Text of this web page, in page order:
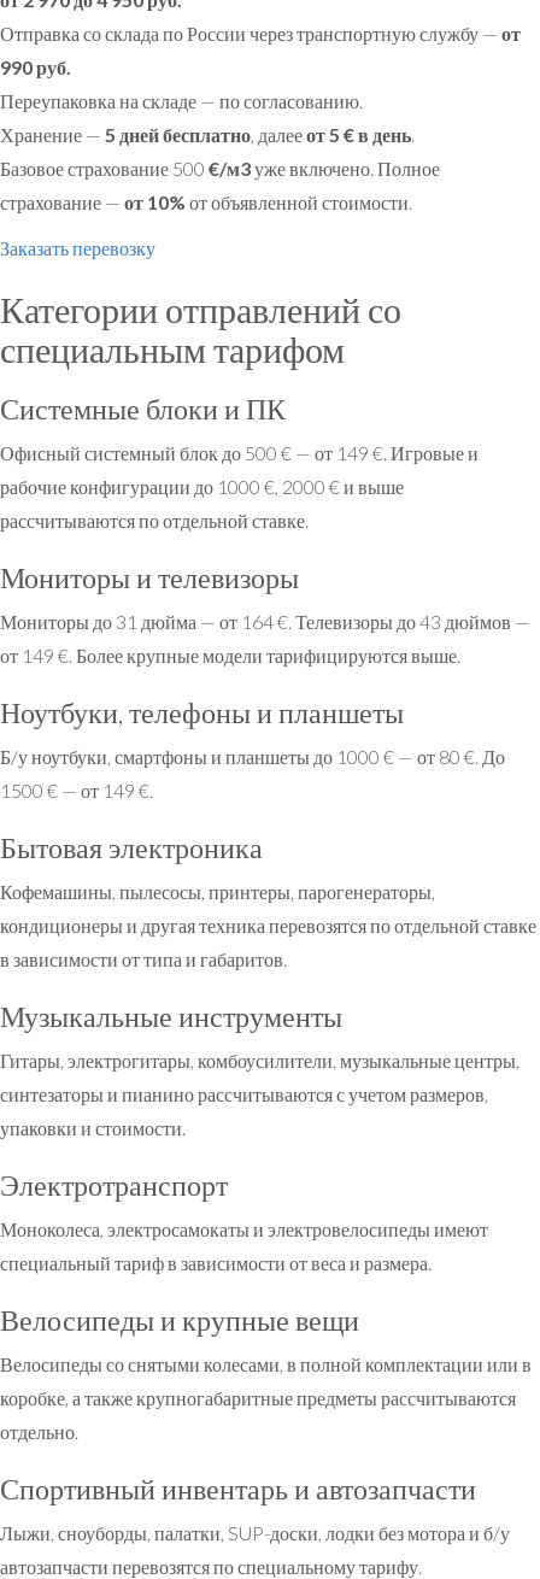
Отправка со склада по России через транспортную службу — от
990 руб.
Переупаковка на складе — по согласованию.
Хранение — 5 дней бесплатно, далееот 5 € в день.
Базовое страхование 500 €/м3уже включено. Полное
страхование — от 10% от объявленной стоимости.
Заказать перевозку
Категории отправлений со
специальным тарифом
Системные блоки и ПК
Офисный системный блок до 500 € — от 149 €. Игровые и
рабочие конфигурации до 1000 €, 2000 € и выше
рассчитываются по отдельной ставке.
Мониторы и телевизоры
Мониторы до 31 дюйма — от 164 €. Телевизоры до 43 дюймов —
от 149 €. Более крупные модели тарифицируются выше.
Ноутбуки, телефоны и планшеты
Б/у ноутбуки, смартфоны и планшеты до 1000 € — от 80 €. До
1500 € — от 149 €.
Бытовая электроника
Кофемашины, пылесосы, принтеры, парогенераторы,
кондиционеры и другая техника перевозятся по отдельной ставке
в зависимости от типа и габаритов.
Музыкальные инструменты
Гитары, электрогитары, комбоусилители, музыкальные центры,
синтезаторы и пианино рассчитываются с учетом размеров,
упаковки и стоимости.
Электротранспорт
Моноколеса, электросамокаты и электровелосипеды имеют
специальный тариф в зависимости от веса и размера.
Велосипеды и крупные вещи
Велосипеды со снятыми колесами, в полной комплектации или в
коробке, а также крупногабаритные предметы рассчитываются
отдельно.
Спортивный инвентарь и автозапчасти
Лыжи, сноуборды, палатки, SUP-доски, лодки без мотора и б/у
автозапчасти перевозятся по специальному тарифу.